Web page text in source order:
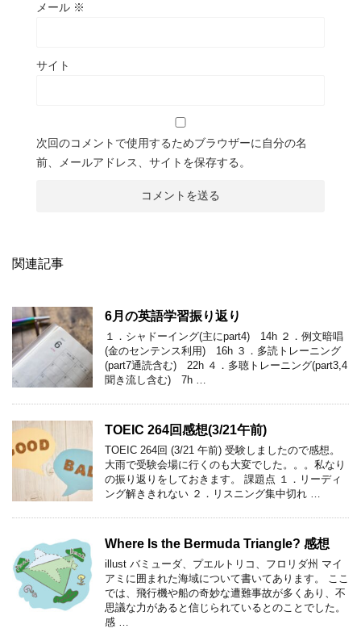
メール ※
サイト
次回のコメントで使用するためブラウザーに自分の名
前、メールアドレス、サイトを保存する。
関連記事
6月の英語学習振り返り
１．シャドーイング(主にpart4) 14h ２．例文暗唱
(金のセンテンス利用) 16h ３．多読トレーニング
(part7通読含む) 22h ４．多聴トレーニング(part3,4
聞き流し含む) 7h …
TOEIC 264回感想(3/21午前)
TOEIC 264回 (3/21 午前) 受験しましたので感想。
大雨で受験会場に行くのも大変でした。。。私なり
の振り返りをしておきます。 課題点 １．リーディ
ング解ききれない ２．リスニング集中切れ …
Where Is the Bermuda Triangle? 感想
illust バミューダ、プエルトリコ、フロリダ州 マイ
アミに囲まれた海域について書いてあります。 ここ
では、飛行機や船の奇妙な遭難事故が多くあり、不
思議な力があると信じられているとのことでした。
感 …